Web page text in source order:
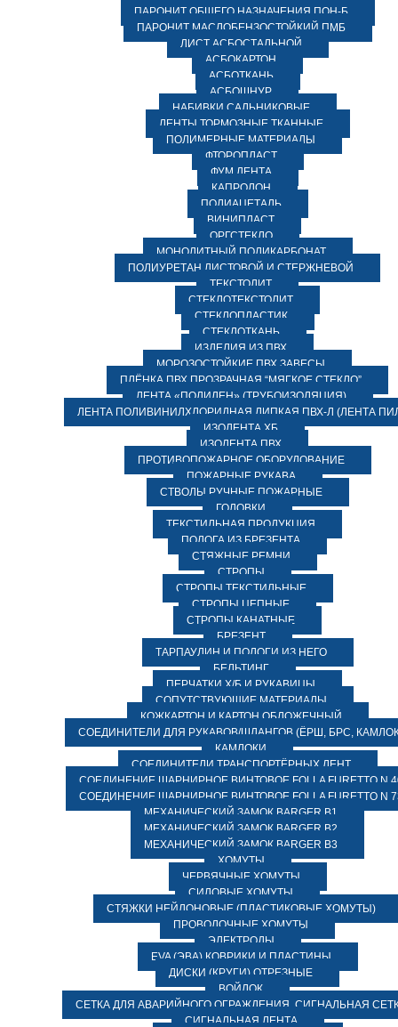
ПАРОНИТ ОБЩЕГО НАЗНАЧЕНИЯ ПОН-Б
ПАРОНИТ МАСЛОБЕНЗОСТОЙКИЙ ПМБ
ЛИСТ АСБОСТАЛЬНОЙ
АСБОКАРТОН
АСБОТКАНЬ
АСБОШНУР
НАБИВКИ САЛЬНИКОВЫЕ
ЛЕНТЫ ТОРМОЗНЫЕ ТКАННЫЕ
ПОЛИМЕРНЫЕ МАТЕРИАЛЫ
ФТОРОПЛАСТ
ФУМ ЛЕНТА
КАПРОЛОН
ПОЛИАЦЕТАЛЬ
ВИНИПЛАСТ
ОРГСТЕКЛО
МОНОЛИТНЫЙ ПОЛИКАРБОНАТ
ПОЛИУРЕТАН ЛИСТОВОЙ И СТЕРЖНЕВОЙ
ТЕКСТОЛИТ
СТЕКЛОТЕКСТОЛИТ
СТЕКЛОПЛАСТИК
СТЕКЛОТКАНЬ
ИЗДЕЛИЯ ИЗ ПВХ
МОРОЗОСТОЙКИЕ ПВХ ЗАВЕСЫ
ПЛЁНКА ПВХ ПРОЗРАЧНАЯ “МЯГКОЕ СТЕКЛО”
ЛЕНТА «ПОЛИЛЕН» (ТРУБОИЗОЛЯЦИЯ)
ЛЕНТА ПОЛИВИНИЛХЛОРИДНАЯ ЛИПКАЯ ПВХ-Л (ЛЕНТА
ИЗОЛЕНТА ХБ
ИЗОЛЕНТА ПВХ
ПРОТИВОПОЖАРНОЕ ОБОРУДОВАНИЕ
ПОЖАРНЫЕ РУКАВА
СТВОЛЫ РУЧНЫЕ ПОЖАРНЫЕ
ГОЛОВКИ
ТЕКСТИЛЬНАЯ ПРОДУКЦИЯ
ПОЛОГА ИЗ БРЕЗЕНТА
СТЯЖНЫЕ РЕМНИ
СТРОПЫ
СТРОПЫ ТЕКСТИЛЬНЫЕ
СТРОПЫ ЦЕПНЫЕ
СТРОПЫ КАНАТНЫЕ
БРЕЗЕНТ
ТАРПАУЛИН И ПОЛОГИ ИЗ НЕГО
БЕЛЬТИНГ
ПЕРЧАТКИ Х/Б И РУКАВИЦЫ
СОПУТСТВУЮЩИЕ МАТЕРИАЛЫ
КОЖКАРТОН И КАРТОН ОБЛОЖЕЧНЫЙ
СОЕДИНИТЕЛИ ДЛЯ РУКАВОВ/ШЛАНГОВ (ЁРШ, БРС,
КАМЛОКИ
СОЕДИНИТЕЛИ ТРАНСПОРТЁРНЫХ ЛЕНТ
СОЕДИНЕНИЕ ШАРНИРНОЕ ВИНТОВОЕ FOLLA FURETTO N
СОЕДИНЕНИЕ ШАРНИРНОЕ ВИНТОВОЕ FOLLA FURETTO N
МЕХАНИЧЕСКИЙ ЗАМОК BARGER B1
МЕХАНИЧЕСКИЙ ЗАМОК BARGER B2
МЕХАНИЧЕСКИЙ ЗАМОК BARGER B3
ХОМУТЫ
ЧЕРВЯЧНЫЕ ХОМУТЫ
СИЛОВЫЕ ХОМУТЫ
СТЯЖКИ НЕЙЛОНОВЫЕ (ПЛАСТИКОВЫЕ ХОМУТЫ)
ПРОВОЛОЧНЫЕ ХОМУТЫ
ЭЛЕКТРОДЫ
EVA (ЭВА) КОВРИКИ И ПЛАСТИНЫ
ДИСКИ (КРУГИ) ОТРЕЗНЫЕ
ВОЙЛОК
СЕТКА ДЛЯ АВАРИЙНОГО ОГРАЖДЕНИЯ, СИГНАЛЬНАЯ
СИГНАЛЬНАЯ ЛЕНТА